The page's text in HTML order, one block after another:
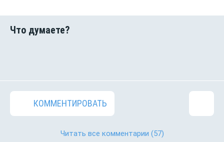
КОММЕНТИРОВАТЬ
Читать все комментарии (57)